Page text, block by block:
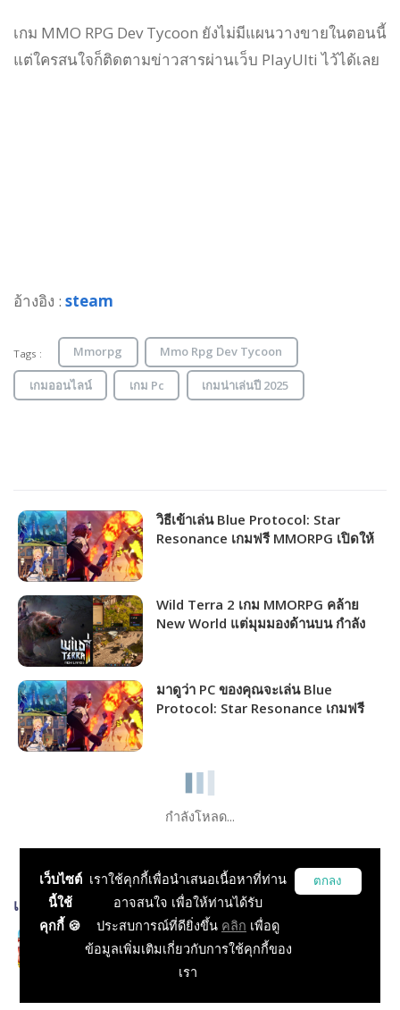
เกม MMO RPG Dev Tycoon ยังไม่มีแผนวางขายในตอนนี้
แต่ใครสนใจก็ติดตามข่าวสารผ่านเว็บ PlayUlti ไว้ได้เลย
อ้างอิง : steam
Tags : Mmorpg Mmo Rpg Dev Tycoon
เกมออนไลน์ เกม Pc เกมน่าเล่นปี 2025
วิธีเข้าเล่น Blue Protocol: Star
Resonance เกมฟรี MMORPG เปิดให้
Wild Terra 2 เกม MMORPG คล้าย
New World แต่มุมมองด้านบน กำลัง
มาดูว่า PC ของคุณจะเล่น Blue
Protocol: Star Resonance เกมฟรี
กำลังโหลด...
เกมส์ที่เกี่ยวข้อง
Ragnarok M: Eternal Love
RPG, MMORPG, Open World
เว็บไซต์
นี้ใช้
คุกกี้ 🍪
เราใช้คุกกี้เพื่อนำเสนอเนื้อหาที่ท่าน
อาจสนใจ เพื่อให้ท่านได้รับ
ประสบการณ์ที่ดียิ่งขึ้น คลิก เพื่อดู
ข้อมูลเพิ่มเติมเกี่ยวกับการใช้คุกกี้ของ
เรา
ตกลง